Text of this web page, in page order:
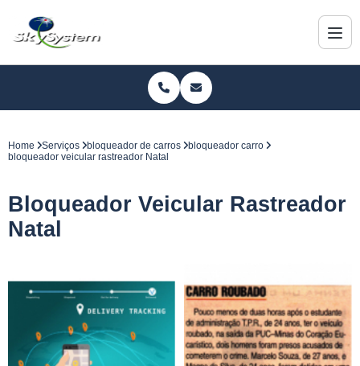
Home Serviços bloqueador de carros
bloqueador carro
bloqueador veicular rastreador Natal
Bloqueador Veicular Rastreador
Natal